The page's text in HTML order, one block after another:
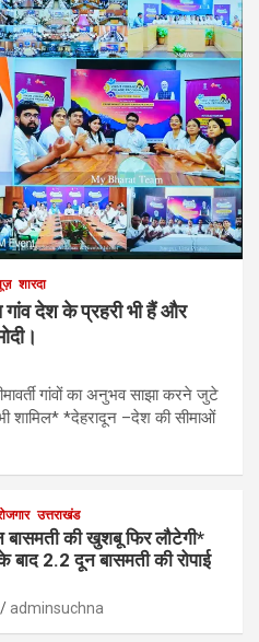
शारदा
देश के प्रहरी भी हैं और
गांवों का अनुभव साझा करने जुटे
शामिल* *देहरादून –देश की सीमाओं
उत्तराखंड
बासमती की खुशबू फिर लौटेगी*
2.2 दून बासमती की रोपाई
adminsuchna